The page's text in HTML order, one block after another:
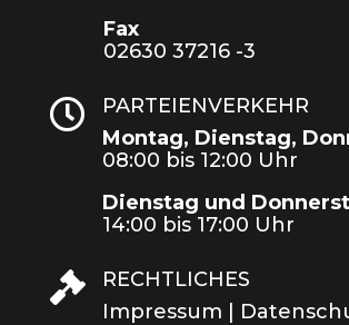
Fax
02630 37216 -3

PARTEIENVERKEHR
Montag, Dienstag,
08:00 bis 12:00 Uhr
Dienstag und
14:00 bis 17:00 Uhr

RECHTLICHES
Impressum